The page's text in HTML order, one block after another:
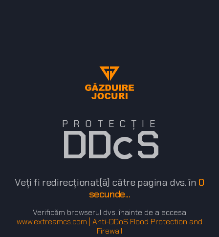
PROTECȚIE
DD S
Veți fi redirecționat(ă) către pagina dvs. în 0
secunde...
Verificăm browserul dvs. înainte de a accesa
www.extreamcs.com | Anti-DDoS Flood Protection and
Firewall